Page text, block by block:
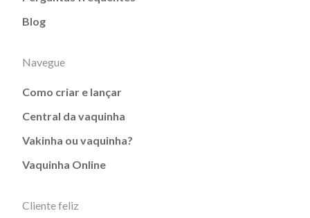
Blog
Navegue
Como criar e lançar
Central da vaquinha
Vakinha ou vaquinha?
Vaquinha Online
Cliente feliz